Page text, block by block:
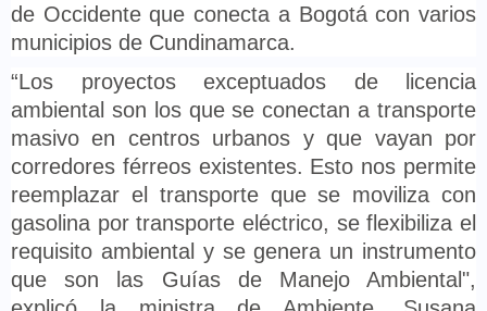
de Occidente que conecta a Bogotá con varios
municipios de Cundinamarca.
“Los proyectos exceptuados de licencia
ambiental son los que se conectan a transporte
masivo en centros urbanos y que vayan por
corredores férreos existentes. Esto nos permite
reemplazar el transporte que se moviliza con
gasolina por transporte eléctrico, se flexibiliza el
requisito ambiental y se genera un instrumento
que son las Guías de Manejo Ambiental",